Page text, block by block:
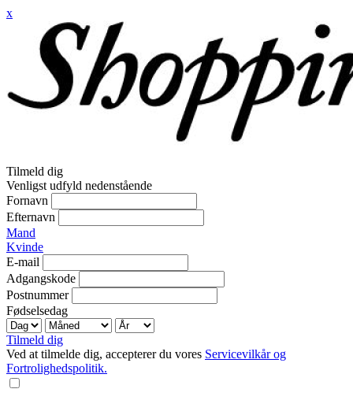
x
Tilmeld dig
Venligst udfyld nedenstående
Fornavn
Efternavn
Mand
Kvinde
E-mail
Adgangskode
Postnummer
Fødselsedag
Tilmeld dig
Ved at tilmelde dig, accepterer du vores Servicevilkår og
Fortrolighedspolitik.